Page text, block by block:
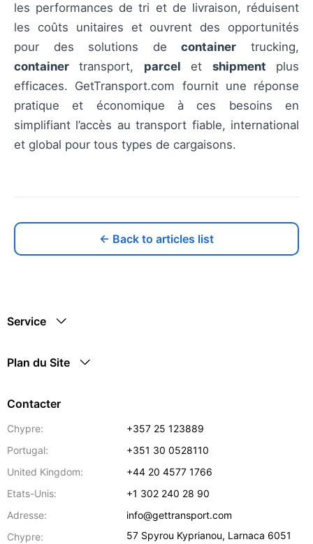
les performances de tri et de livraison, réduisent
les coûts unitaires et ouvrent des opportunités
pour des solutions decontainer trucking,
container transport, parcel et shipment plus
efficaces. GetTransport.com fournit une réponse
pratique et économique à ces besoins en
simplifiant l’accès au transport fiable, international
et global pour tous types de cargaisons.
← Back to articles list
Service
Plan du Site
Contacter
Chypre:
+357 25 123889
Portugal:
+351 30 0528110
United Kingdom:
+44 20 4577 1766
Etats-Unis:
+1 302 240 28 90
Adresse:
info@gettransport.com
Chypre:
57 Spyrou Kyprianou, Larnaca 6051